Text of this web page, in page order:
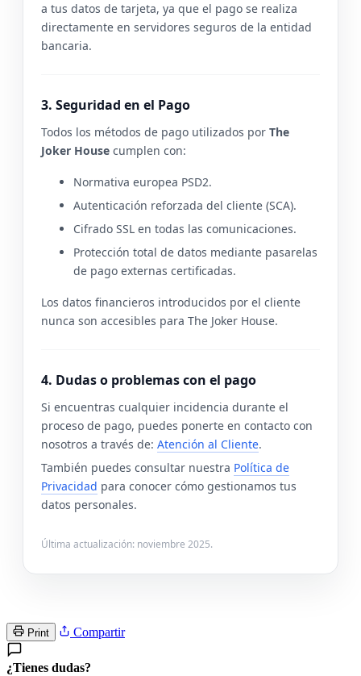
a tus datos de tarjeta, ya que el pago se realiza
directamente en servidores seguros de la entidad
bancaria.
3. Seguridad en el Pago
Todos los métodos de pago utilizados por The
Joker House cumplen con:
Normativa europea PSD2.
Autenticación reforzada del cliente (SCA).
Cifrado SSL en todas las comunicaciones.
Protección total de datos mediante pasarelas
de pago externas certificadas.
Los datos financieros introducidos por el cliente
nunca son accesibles para The Joker House.
4. Dudas o problemas con el pago
Si encuentras cualquier incidencia durante el
proceso de pago, puedes ponerte en contacto con
nosotros a través de: Atención al Cliente.
También puedes consultar nuestra Política de
Privacidad para conocer cómo gestionamos tus
datos personales.
Última actualización: noviembre 2025.
Print Compartir
¿Tienes dudas?